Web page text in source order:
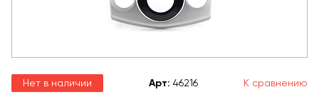
Нет в наличии Арт: 46216 К сравнению